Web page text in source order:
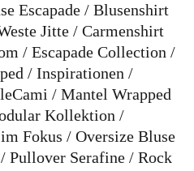
Escapade
Blusenshirt
Jitte
Carmenshirt
Escapade Collection
Inspirationen
Mantel Wrapped
Kollektion
Fokus
Oversize Bluse
Pullover Serafine
Rock